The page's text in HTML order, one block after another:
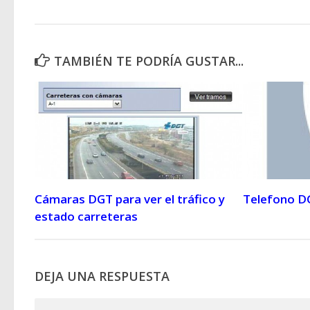
TAMBIÉN TE PODRÍA GUSTAR...
Cámaras DGT para ver el tráfico y
estado carreteras
Telefono
DEJA UNA RESPUESTA